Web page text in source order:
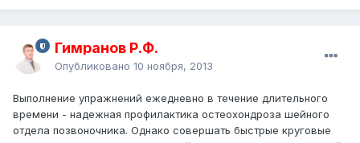
Гимранов Р.Ф.
Опубликовано 10 ноября, 2013
Выполнение упражнений ежедневно в течение длительного
времени - надежная профилактика остеохондроза шейного
отдела позвоночника. Однако совершать быстрые круговые